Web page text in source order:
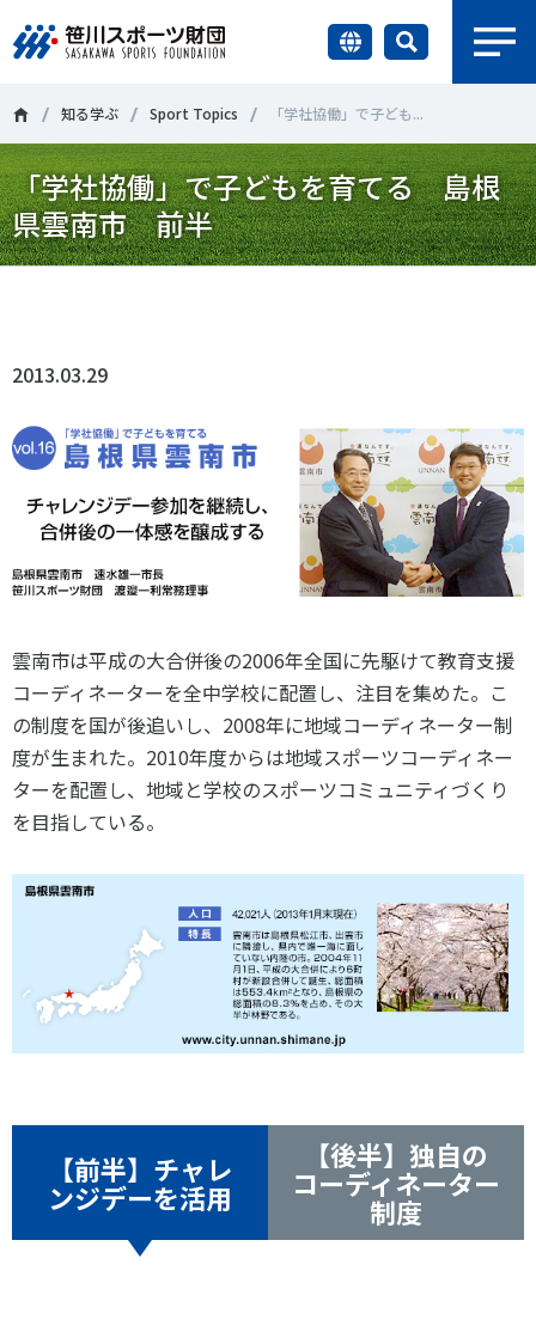
財団情報
研究員紹介
調査・研究
知る学ぶ
ニュース
お問い合わせ・お申し込み
個人情報保護方針
ソーシャルメディア運営方針
＃誰が子どものスポーツをささえるのか ＃部活動
＃アクティブなまちづくり ＃日本人の身体活動と健康寿命
＃高齢者スポーツ
調査・研究
スポーツライフ・データ
スポーツ白書
子どものスポーツ
障害者スポーツ
スポーツによるまちづくり
スポーツ・ガバナンス
スポーツボランティア
健康とスポーツ
社会づくり
自治体との連携
スポーツ振興団体との連携
【動画】スポーツでアクティブなまちづくり
知る学ぶ Sport Topics 「学社協働」で子ども...
「学社協働」で子どもを育てる 島根
県雲南市 前半
2013.03.29
雲南市は平成の大合併後の2006年全国に先駆けて教育支援
コーディネーターを全中学校に配置し、注目を集めた。こ
の制度を国が後追いし、2008年に地域コーディネーター制
度が生まれた。2010年度からは地域スポーツコーディネー
ターを配置し、地域と学校のスポーツコミュニティづくり
を目指している。
【前半】チャレ
ンジデーを活用
【後半】独自の
コーディネーター
制度